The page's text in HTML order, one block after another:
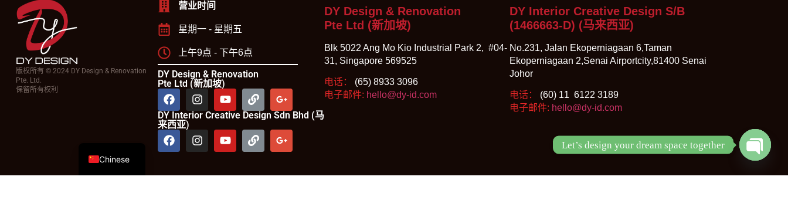
版权所有 © 2024 DY Design & Renovation
Pte. Ltd.
保留所有权利
营业时间
星期一 - 星期五
上午9点 - 下午6点
DY Design & Renovation
Pte Ltd (新加坡)
DY Interior Creative Design Sdn Bhd (马
来西亚)
DY Design & Renovation
Pte Ltd (新加坡)
Blk 5022 Ang Mo Kio Industrial Park 2, #04-
31, Singapore 569525
电话： (65) 8933 3096
电子邮件: hello@dy-id.com
DY Interior Creative Design S/B
(1466663-D) (马来西亚)
No.231, Jalan Ekoperniagaan 6,Taman
Ekoperniagaan 2,Senai Airportcity,81400 Senai
Johor
电话： (60) 11 6122 3189
电子邮件: hello@dy-id.com
Chinese
Let’s design your dream space together